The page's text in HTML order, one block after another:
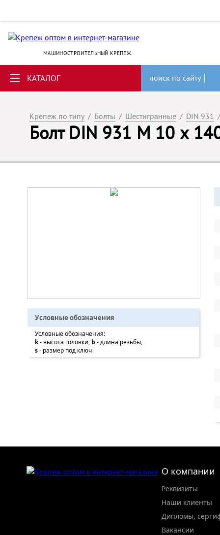
МАШИНОСТРОИТЕЛЬНЫЙ КРЕПЕЖ
КАТАЛОГ поиск по сайту
Крепеж по типу / Болты / Шестигранные / DIN 931 /
Болт DIN 931 M 10 x
Условные обозначения
Условные обозначения:
k- высота головки, b - длина резьбы,
s- размер под ключ
О компании
Реквизиты
Наши клиенты
Дипломы,
Вакансии